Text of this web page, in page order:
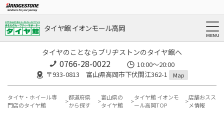
タイヤ館 イオンモール高岡
タイヤのことならブリヂストンのタイヤ館へ
0766-28-0022
10:00～20:00
〒933-0813 富山県高岡市下伏間江362-1
Map
タイヤ・ホイール専
門店のタイヤ館
都道府県
から探す
富山県の
タイヤ館
タイヤ館 イオンモ
ール高岡TOP
店舗おスス
メ情報